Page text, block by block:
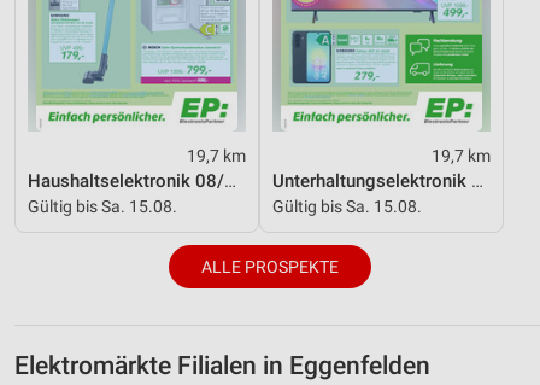
19,7 km
Haushaltselektronik 08/2026
Gültig bis Sa. 15.08.
19,7 km
Unterhaltungselektronik 08/2026
Gültig bis Sa. 15.08.
ALLE PROSPEKTE
Elektromärkte Filialen in Eggenfelden